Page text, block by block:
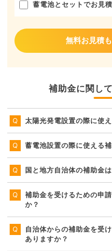
蓄電池とセットでお見
無料お見積
補助金に関し
太陽光発電設置の際に使
蓄電池設置の際に使える
国と地方自治体の補助金
補助金を受けるための申
か？
自治体からの補助金を受
ありますか？